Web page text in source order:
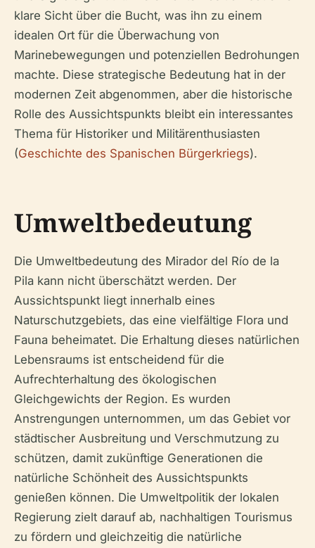
klare Sicht über die Bucht, was ihn zu einem
idealen Ort für die Überwachung von
Marinebewegungen und potenziellen Bedrohungen
machte. Diese strategische Bedeutung hat in der
modernen Zeit abgenommen, aber die historische
Rolle des Aussichtspunkts bleibt ein interessantes
Thema für Historiker und Militärenthusiasten
(Geschichte des Spanischen Bürgerkriegs).
Umweltbedeutung
Die Umweltbedeutung des Mirador del Río de la
Pila kann nicht überschätzt werden. Der
Aussichtspunkt liegt innerhalb eines
Naturschutzgebiets, das eine vielfältige Flora und
Fauna beheimatet. Die Erhaltung dieses natürlichen
Lebensraums ist entscheidend für die
Aufrechterhaltung des ökologischen
Gleichgewichts der Region. Es wurden
Anstrengungen unternommen, um das Gebiet vor
städtischer Ausbreitung und Verschmutzung zu
schützen, damit zukünftige Generationen die
natürliche Schönheit des Aussichtspunkts
genießen können. Die Umweltpolitik der lokalen
Regierung zielt darauf ab, nachhaltigen Tourismus
zu fördern und gleichzeitig die natürliche